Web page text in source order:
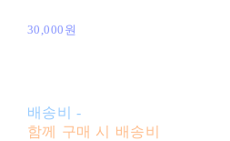
30,000원
배송비-
함께 구매 시 배송비